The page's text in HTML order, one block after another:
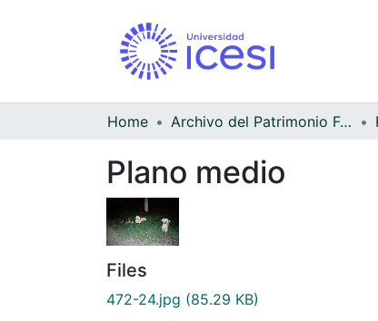
Home Archivo del Patrimonio Fotográfico y Fílmico del Valle del Cauca
Plano medio
Files
472-24.jpg (85.29 KB)